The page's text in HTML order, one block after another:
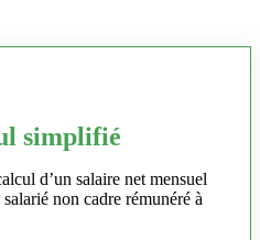
simplifié
d’un salaire net mensuel
non cadre rémunéré à